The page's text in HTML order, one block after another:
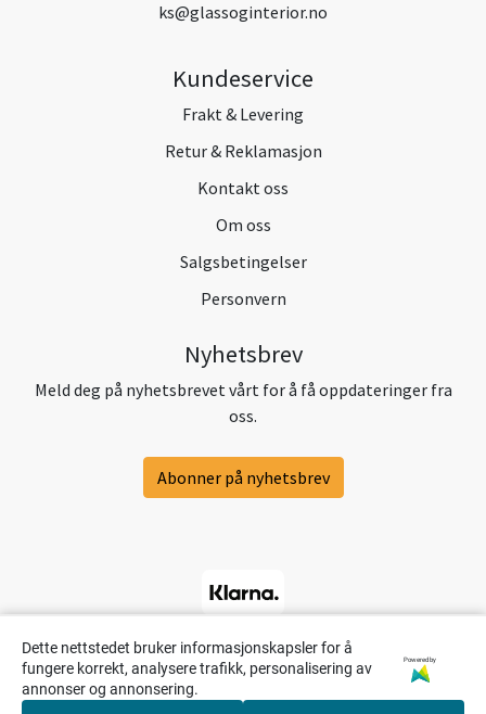
Dette nettstedet bruker informasjonskapsler for å
fungere korrekt, analysere trafikk, personalisering av
annonser og annonsering.
Powered by
ks@glassoginterior.no
Kundeservice
Frakt & Levering
Retur & Reklamasjon
Kontakt oss
Om oss
Salgsbetingelser
Personvern
Nyhetsbrev
Meld deg på nyhetsbrevet vårt for å få oppdateringer fra
oss.
Abonner på nyhetsbrev